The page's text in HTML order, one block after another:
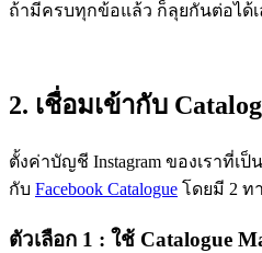
ถ้ามีครบทุกข้อแล้ว ก็ลุยกันต่อได้
2. เชื่อมเข้ากับ
ตั้งค่าบัญชี Instagram ของเราที่เป็น
กับ Facebook Catalogue โดยมี 2 ท
ตัวเลือก 1 : ใช้ Catalogue